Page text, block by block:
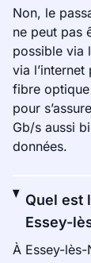
Non, le
ne peut pas
possible via
via
fibre
pour
Gb/s aussi
données.
Quel est
Essey-
À Essey-